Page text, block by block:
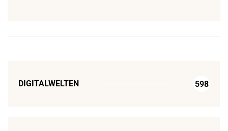
DIGITALWELTEN 598